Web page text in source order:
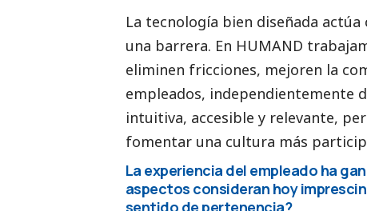
La tecnología bien diseñada
una barrera. En HUMAND
eliminen fricciones, mejoren la
empleados, independientemente
intuitiva, accesible y relevante,
fomentar una cultura más
La experiencia del empleado ha
aspectos consideran hoy